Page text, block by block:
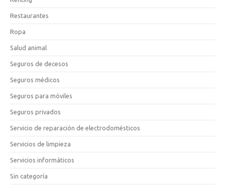
Restaurantes
Ropa
Salud animal
Seguros de decesos
Seguros médicos
Seguros para móviles
Seguros privados
Servicio de reparación de electrodomésticos
Servicios de limpieza
Servicios informáticos
Sin categoría